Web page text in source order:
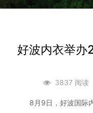
好波内衣举办
3837 阅读
8月9日，好波国际